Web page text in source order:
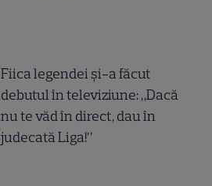
Fiica legendei și-a făcut
debutul în televiziune: „Dacă
nu te văd în direct, dau în
judecată Liga!”